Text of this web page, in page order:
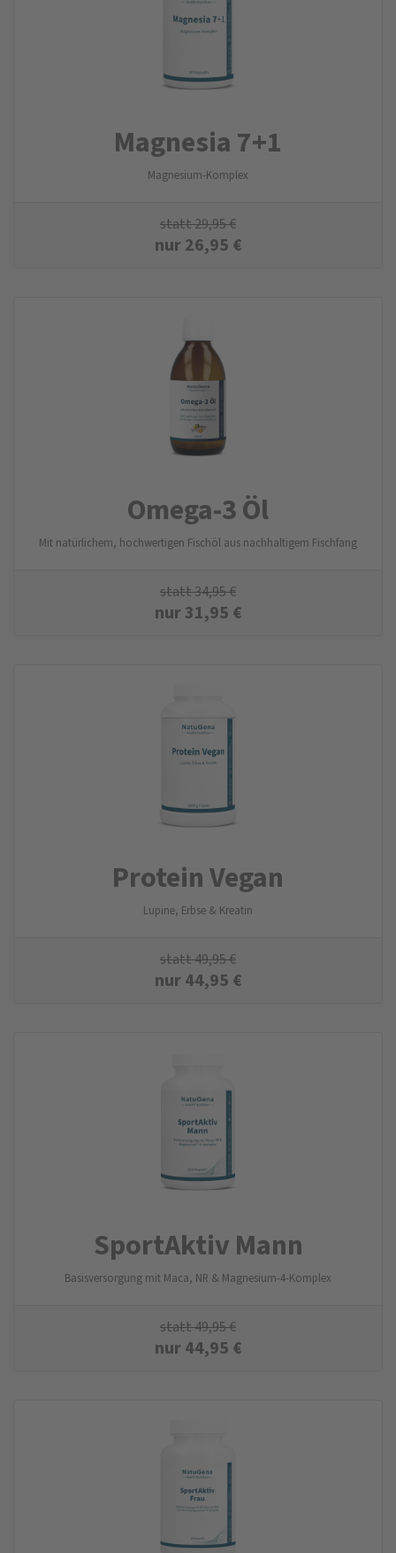
Magnesia 7+1
Magnesium-Komplex
statt29,95€
nur26,95 €
Omega-3 Öl
Mit natürlichem, hochwertigen Fischöl aus nachhaltigem Fischfang
statt34,95€
nur31,95 €
Protein Vegan
Lupine, Erbse & Kreatin
statt49,95€
nur44,95 €
SportAktiv Mann
Basisversorgung mit Maca, NR & Magnesium-4-Komplex
statt49,95€
nur44,95 €